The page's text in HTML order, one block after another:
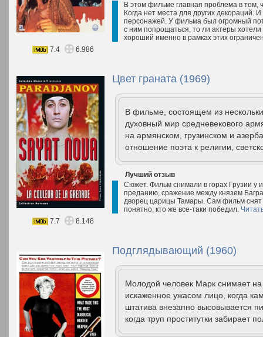
В этом фильме главная проблема в том,
Когда нет места для других декораций.
персонажей. У фильма был огромный
с ним попрощаться, то ли актеры
хороший именно в рамках этих
7.4
6.986
Цвет граната (1969)
В фильме, состоящем из
духовный мир средневекового
на армянском, грузинском и
отношение поэта к религии,
Лучший отзыв
Сюжет. Фильм снимали в горах Грузии у
преданию, сражение между князем
дворец царицы Тамары. Сам фильм снят
понятно, кто же все-таки победил.
7.7
8.148
Подглядывающий (1960)
Молодой человек Марк снимает на
искаженное ужасом лицо, когда
штатива внезапно высовывается
когда труп проститутки забирает